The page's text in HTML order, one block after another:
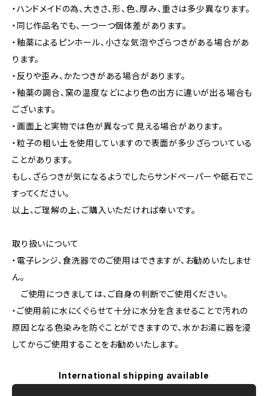
・ハンドメイドの為、大きさ、形、色、厚み、重さは多少異なります。
・同じ作品名でも、一つ一つ個体差があります。
・釉薬によるピンホール、小さな気泡やざらつきがある場合があ
ります。
・反りや歪み、かたつきがある場合があります。
・釉薬の調合、窯の温度などにより色の出方に違いが出る場合も
ございます。
・画面上と実物では色が異なって見える場合があります。
・粒子の粗い土を使用していますので表面が多少ざらついている
ことがあります。
もし、ざらつきが気になるようでしたらサンドペーパーや砥石でこ
すってください。
以上、ご理解の上、ご購入いただければ幸いです。
取り扱いについて
・電子レンジ、食洗器でのご使用はできますが、お勧めいたしませ
ん。
ご使用につきましては、ご自身の判断でご使用ください。
・ご使用前に水にくぐらせて十分に水分を含ませることで汚れの
原因となる色染みを防ぐことができますので、水かお湯に器を浸
してからご使用することをお勧めいたします。
International shipping available